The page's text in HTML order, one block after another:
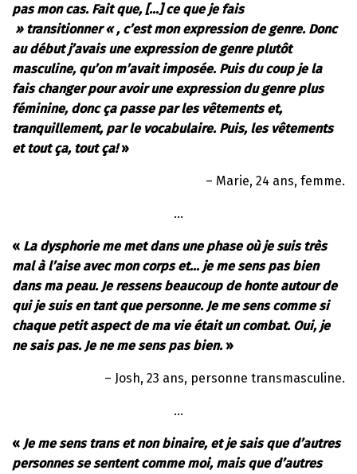
pas mon cas. Fait que, […] ce que je fais
» transitionner « , c’est mon expression de genre. Donc
au début j’avais une expression de genre plutôt
masculine, qu’on m’avait imposée. Puis du coup je la
fais changer pour avoir une expression du genre plus
féminine, donc ça passe par les vêtements et,
tranquillement, par le vocabulaire. Puis, les vêtements
et tout ça, tout ça!»
– Marie, 24 ans, femme.
…
« La dysphorie me met dans une phase où je suis très
mal à l’aise avec mon corps et… je me sens pas bien
dans ma peau. Je ressens beaucoup de honte autour de
qui je suis en tant que personne. Je me sens comme si
chaque petit aspect de ma vie était un combat. Oui, je
ne sais pas. Je ne me sens pas bien.»
– Josh, 23 ans, personne transmasculine.
…
« Je me sens trans et non binaire, et je sais que d’autres
personnes se sentent comme moi, mais que d’autres